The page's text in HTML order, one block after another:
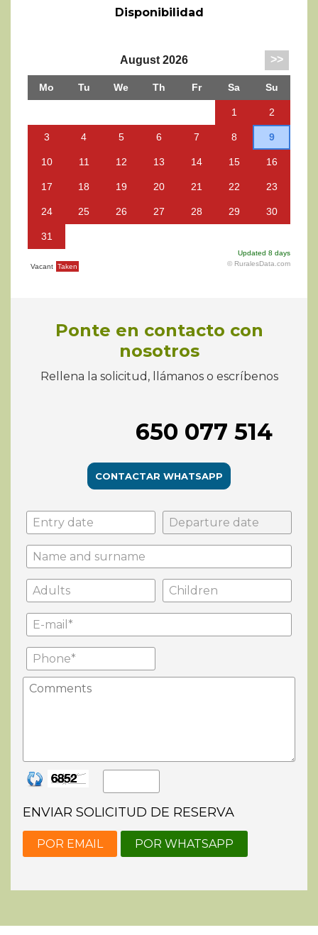
Disponibilidad
Ponte en contacto con
nosotros
Rellena la solicitud, llámanos o escríbenos
650 077 514
CONTACTAR WHATSAPP
ENVIAR SOLICITUD DE RESERVA
POR EMAIL POR WHATSAPP